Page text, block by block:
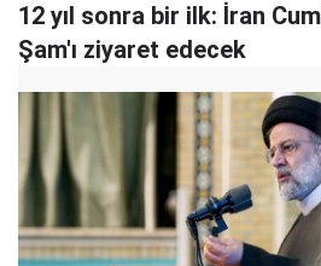
12 yıl sonra bir ilk: İran
Şam'ı ziyaret edecek